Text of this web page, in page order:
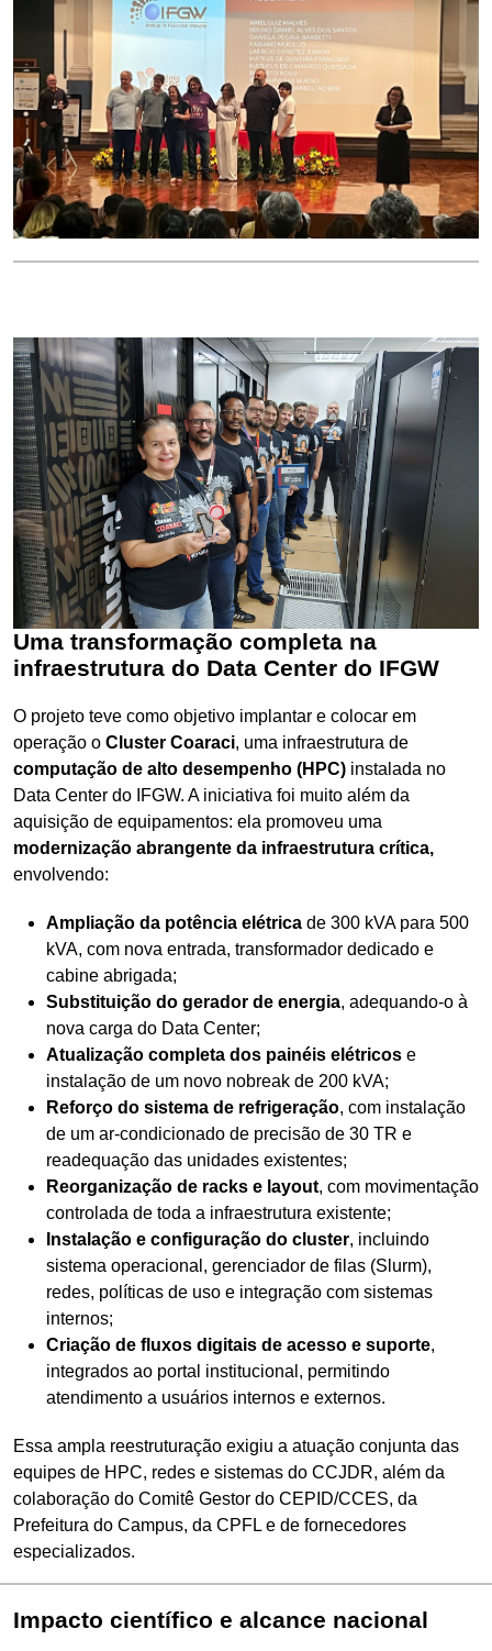
Uma transformação completa na
infraestrutura do Data Center do IFGW
O projeto teve como objetivo implantar e colocar em
operação o Cluster Coaraci, uma infraestrutura de
computação de alto desempenho (HPC) instalada no
Data Center do IFGW. A iniciativa foi muito além da
aquisição de equipamentos: ela promoveu uma
modernização abrangente da infraestrutura crítica,
envolvendo:
Ampliação da potência elétrica de 300 kVA para 500
kVA, com nova entrada, transformador dedicado e
cabine abrigada;
Substituição do gerador de energia, adequando-o à
nova carga do Data Center;​
Atualização completa dos painéis elétricos e
instalação de um novo nobreak de 200 kVA;​
Reforço do sistema de refrigeração, com instalação
de um ar-condicionado de precisão de 30 TR e
readequação das unidades existentes;
Reorganização de racks e layout, com movimentação
controlada de toda a infraestrutura existente;
Instalação e configuração do cluster, incluindo
sistema operacional, gerenciador de filas (Slurm),
redes, políticas de uso e integração com sistemas
internos;​
Criação de fluxos digitais de acesso e suporte,
integrados ao portal institucional, permitindo
atendimento a usuários internos e externos.
Essa ampla reestruturação exigiu a atuação conjunta das
equipes de HPC, redes e sistemas do CCJDR, além da
colaboração do Comitê Gestor do CEPID/CCES, da
Prefeitura do Campus, da CPFL e de fornecedores
especializados.
Impacto científico e alcance nacional